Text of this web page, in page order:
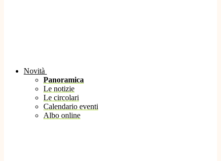
Novità
Panoramica
Le notizie
Le circolari
Calendario eventi
Albo online